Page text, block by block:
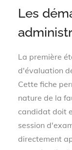
Les
La première
d'évaluation
Cette fiche
nature de la
candidat doit
session
directement